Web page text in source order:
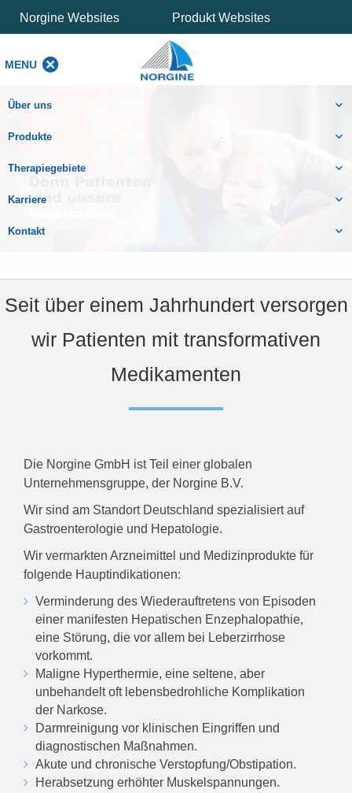
Norgine Websites Produkt Websites
MENU
Über uns
Produkte
Therapiegebiete
Karriere
Kontakt
Seit über einem Jahrhundert versorgen
wir Patienten mit transformativen
Medikamenten
Die Norgine GmbH ist Teil einer globalen
Unternehmensgruppe, der Norgine B.V.
Wir sind am Standort Deutschland spezialisiert auf
Gastroenterologie und Hepatologie.
Wir vermarkten Arzneimittel und Medizinprodukte für
folgende Hauptindikationen:
Verminderung des Wiederauftretens von Episoden
einer manifesten Hepatischen Enzephalopathie,
eine Störung, die vor allem bei Leberzirrhose
vorkommt.
Maligne Hyperthermie, eine seltene, aber
unbehandelt oft lebensbedrohliche Komplikation
der Narkose.
Darmreinigung vor klinischen Eingriffen und
diagnostischen Maßnahmen.
Akute und chronische Verstopfung/Obstipation.
Herabsetzung erhöhter Muskelspannungen.